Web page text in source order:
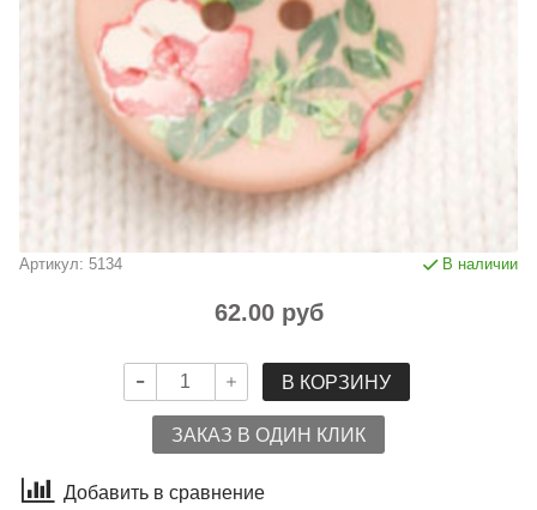
Артикул: 5134 В наличии
62.00 руб
В КОРЗИНУ
ЗАКАЗ В ОДИН КЛИК
Добавить в сравнение